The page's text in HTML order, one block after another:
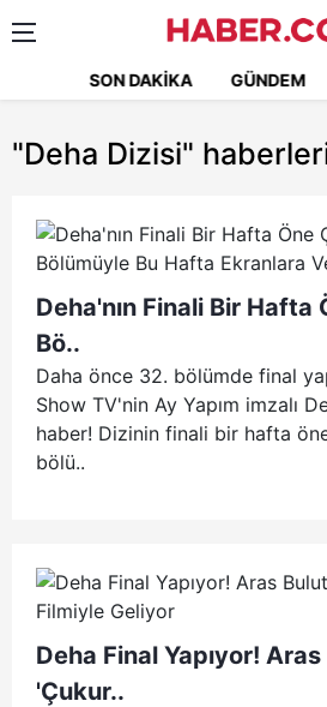
SON DAKIKA GÜNDEM
"Deha Dizisi"
Deha'nın Finali Bir Hafta
Bö..
Daha önce 32. bölümde final
Show TV'nin Ay Yapım imzalı
haber! Dizinin finali bir hafta
bölü..
Deha Final Yapıyor!
'Çukur..